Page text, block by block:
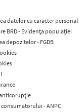
datelor cu caracter personal
BRD - Evidența populației
depozitelor - FGDB
- ANPC